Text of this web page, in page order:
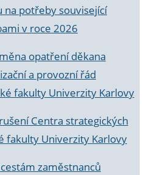
na potřeby související
v roce 2026
opatření děkana
a provozní řád
fakulty Univerzity Karlovy
Centra strategických
fakulty Univerzity Karlovy
cestám zaměstnanců